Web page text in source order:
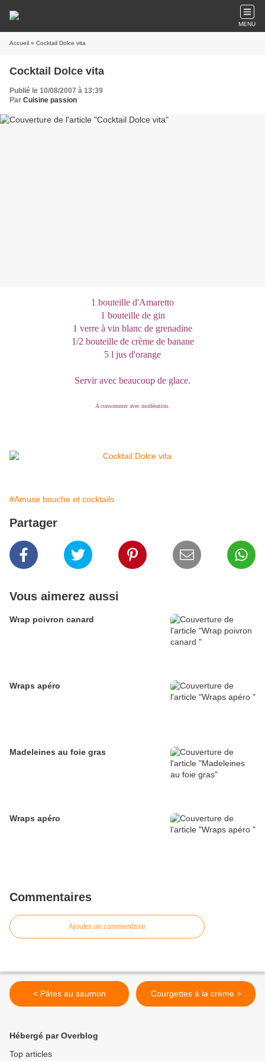
MENU
Accueil » Cocktail Dolce vita
Cocktail Dolce vita
Publié le 10/08/2007 à 13:39
Par Cuisine passion
1 bouteille d'Amaretto
1 bouteille de gin
1 verre à vin blanc de grenadine
1/2 bouteille de crème de banane
5 l jus d'orange
Servir avec beaucoup de glace.
A consommer avec modération.
#Amuse bouche et cocktails
Partager
Vous aimerez aussi
Wrap poivron canard
Wraps apéro
Madeleines au foie gras
Wraps apéro
Commentaires
Ajouter un commentaire
< Pâtes au saumon Courgettes à la crème >
Hébergé par Overblog
Top articles